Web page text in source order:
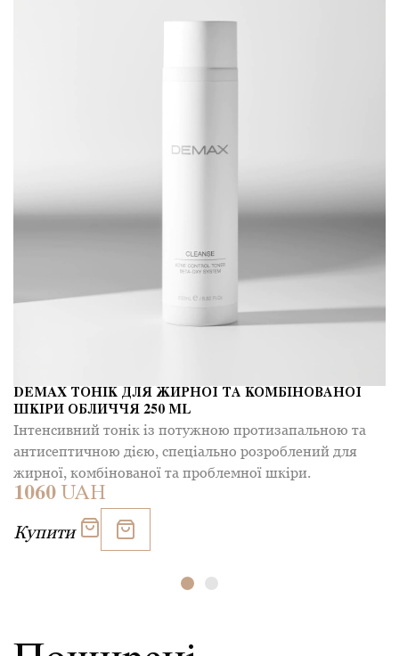
DEMAX ТОНІК ДЛЯ ЖИРНОЇ ТА КОМБІНОВАНОЇ
ШКІРИ ОБЛИЧЧЯ 250 ML
Інтенсивний тонік із потужною протизапальною та
антисептичною дією, спеціально розроблений для
жирної, комбінованої та проблемної шкіри.
1060 UAH
Купити